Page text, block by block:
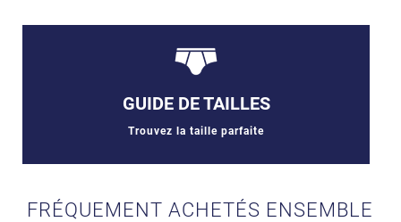
GUIDE DE TAILLES
Trouvez la taille parfaite
FRÉQUEMENT ACHETÉS ENSEMBLE